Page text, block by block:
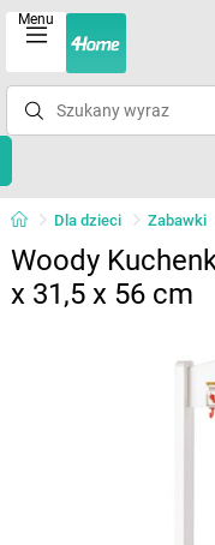
Menu
Dla dzieci Zabawki
Woody
x 31,5 x 56 cm